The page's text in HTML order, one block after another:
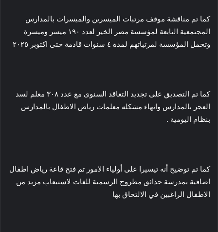
كما تم مناقشة موقف مرتبات الميسرين والميسرات بالمدارس
المجتمعية التابعة لمؤسسة مصر الخير لعدد ١٩٠ ميسر وميسرة
وتحمل المؤسسة لمرتباتهم لمدة ٤ سنوات قادمة حتى اكتوبر ٢٠٢٥
كما تم التصديق على تجديد التعاقد السنوى مع عدد ٣٠٨ معلم لسد
العجز بالمدارس وانهاء مشكله معلمات رياض الاطفال بالمدارس
بنظام اليومية .
كما تم توضيح أنه تيسيرا على أولياء الامور تم فتح قاعة رياض اطفال
اضافية بمدرسة حدائق مطروح الرسمية للغات لاستيعاب مزيد من
الاطفال الراغبين في الالتحاق بها